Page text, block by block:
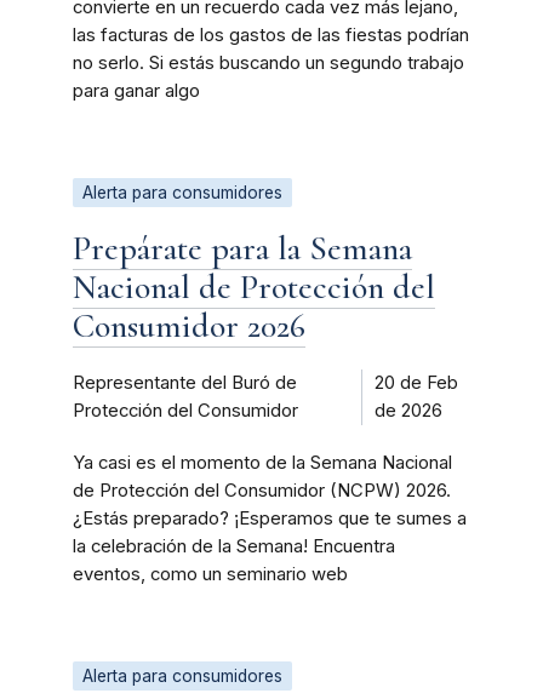
convierte en un recuerdo cada vez más lejano,
las facturas de los gastos de las fiestas podrían
no serlo. Si estás buscando un segundo trabajo
para ganar algo
Alerta para consumidores
Prepárate para la Semana
Nacional de Protección del
Consumidor 2026
Representante del Buró de
Protección del Consumidor
20 de Feb
de 2026
Ya casi es el momento de la Semana Nacional
de Protección del Consumidor (NCPW) 2026.
¿Estás preparado? ¡Esperamos que te sumes a
la celebración de la Semana! Encuentra
eventos, como un seminario web
Alerta para consumidores